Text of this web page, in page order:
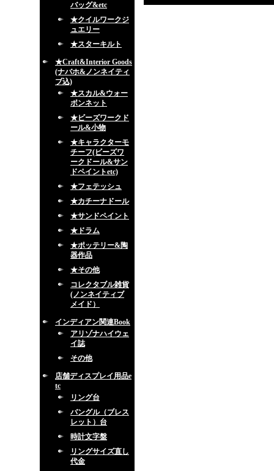
バッグ&etc
★クイルワークジ
ュエリー
★スターキルト
★Craft&Interior Goods
(ナバホ&ノンネイティ
ブ込)
★スカル&ウォー
ボンネット
★ビーズワークド
ール&小物
★キャラクターモ
チーフ(ビーズワ
ークドール&サン
ドペイントetc)
★フェテッシュ
★カチーナドール
★サンドペイント
★ドラム
★ポッテリー&陶
器作品
★その他
コレクタブル雑貨
(ノンネイティブ
メイド）
インディアン関連Book
アリゾナハイウェ
イ誌
その他
店舗ディスプレイ用品e
tc
リング台
バングル（ブレス
レット）台
時計文字盤
リングサイズ直し
代金